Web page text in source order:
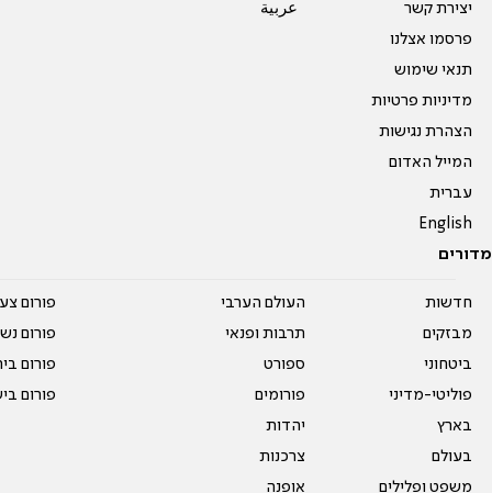
יצירת קשר
פרסמו אצלנו
תנאי שימוש
מדיניות פרטיות
הצהרת נגישות
המייל האדום
עברית
English
عربية
מדורים
חדשות
מבזקים
ביטחוני
פוליטי-מדיני
בארץ
בעולם
משפט ופלילים
העולם הערבי
תרבות ופנאי
ספורט
פורומים
יהדות
צרכנות
אופנה
פורום
פורום
פורום
פורום